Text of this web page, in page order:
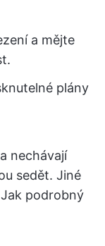
a mějte
plány
nechávají
sedět. Jiné
podrobný